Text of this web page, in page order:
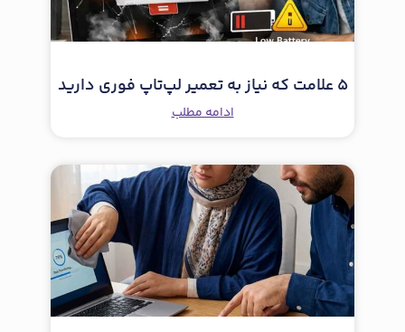
5 علامت که نیاز به تعمیر لپ‌تاپ فوری دارید
ادامه مطلب